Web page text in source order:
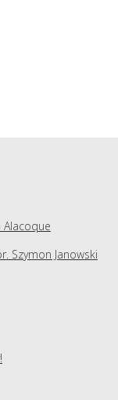
Alacoque
Szymon Janowski